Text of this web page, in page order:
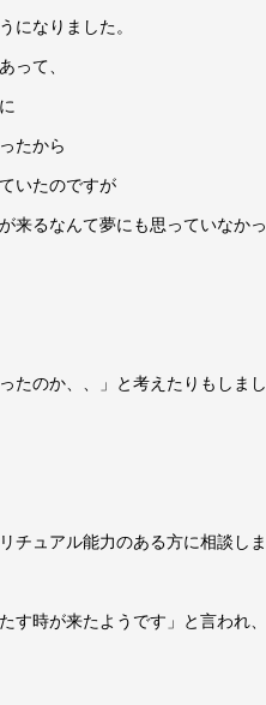
になりました。
って、
たから
いたのですが
来るなんて夢にも思っていなかっ
たのか、、」と考えたりもしまし
チュアル能力のある方に相談しま
す時が来たようです」と言われ、